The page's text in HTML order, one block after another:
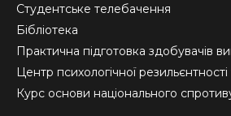
Студентське телебачення
Бібліотека
Практична підготовка здобувачів
Центр психологічної
Курс основи національного